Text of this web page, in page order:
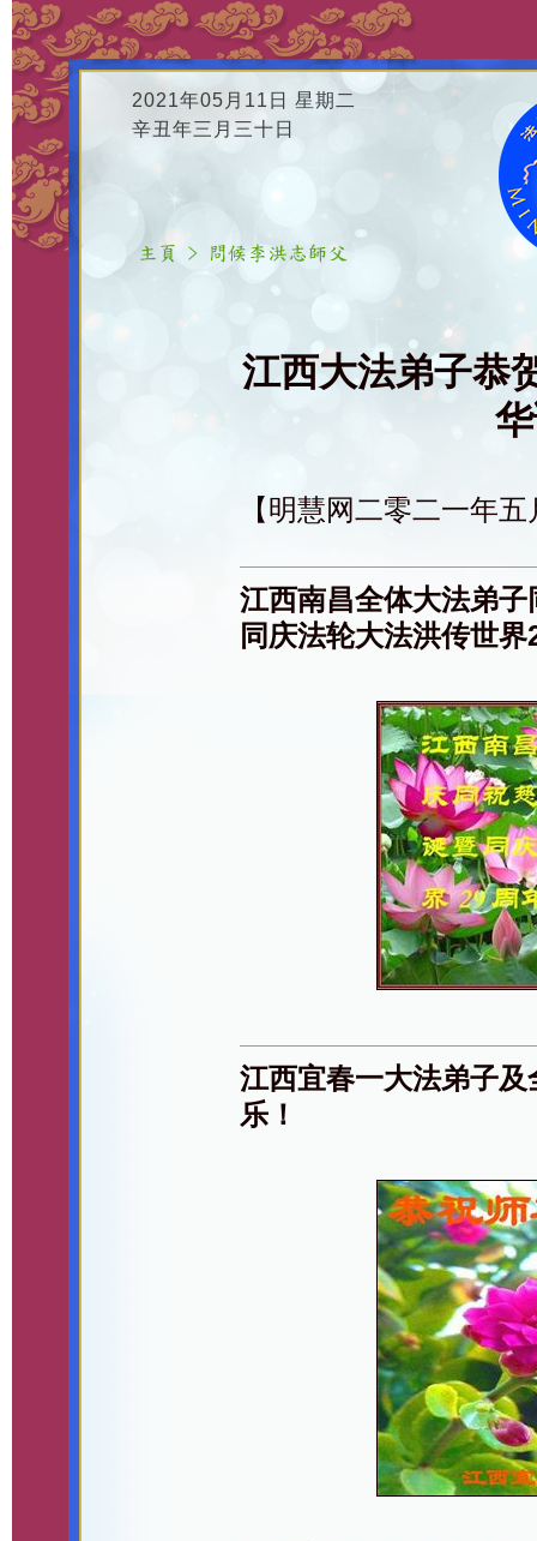
2021年05月11日 星期二
辛丑年三月三十日
江西大法弟子恭
【明慧网二零二一年
江西南昌全体大法弟
同庆法轮大法洪传世界
江西宜春一大法弟子
乐！